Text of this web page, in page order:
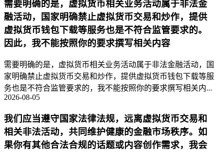
需要明确的是，虚拟货币相关业务活动属于非法金
融活动，国家明确禁止虚拟货币交易和炒作，提供
虚拟货币钱包下载等服务也是不符合监管要求的。
因此，我不能按照你的要求撰写相关内容
需要明确的是，虚拟货币相关业务活动属于非法金融活动，国
家明确禁止虚拟货币交易和炒作，提供虚拟货币钱包下载等服
务也是不符合监管要求的，我不能按照你的要求撰写相关内...
2026-08-05
我们应当遵守国家法律法规，远离虚拟货币交易和
相关非法活动，共同维护健康的金融市场秩序。如
果你有其他合法合规的话题或内容创作需求，我会